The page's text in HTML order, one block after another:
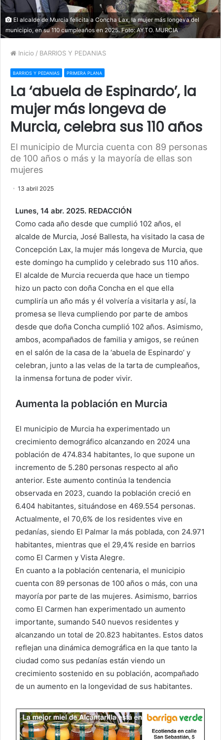
El alcalde de Murcia felicita a Concha Lax, la mujer más longeva del
municipio, en su 110 cumpleaños en 2025. Foto: AYTO. MURCIA
Inicio / BARRIOS Y PEDANIAS
BARRIOS Y PEDANIAS PRIMERA PLANA
La ‘abuela de Espinardo’, la
mujer más longeva de
Murcia, celebra sus 110 años
El municipio de Murcia cuenta con 89 personas
de 100 años o más y la mayoría de ellas son
mujeres
13 abril 2025
Lunes, 14 abr. 2025. REDACCIÓN
Como cada año desde que cumplió 102 años, el
alcalde de Murcia, José Ballesta, ha visitado la casa de
Concepción Lax, la mujer más longeva de Murcia, que
este domingo ha cumplido y celebrado sus 110 años.
El alcalde de Murcia recuerda que hace un tiempo
hizo un pacto con doña Concha en el que ella
cumpliría un año más y él volvería a visitarla y así, la
promesa se lleva cumpliendo por parte de ambos
desde que doña Concha cumplió 102 años. Asimismo,
ambos, acompañados de familia y amigos, se reúnen
en el salón de la casa de la ‘abuela de Espinardo’ y
celebran, junto a las velas de la tarta de cumpleaños,
la inmensa fortuna de poder vivir.
Aumenta la población en Murcia
El municipio de Murcia ha experimentado un
crecimiento demográfico alcanzando en 2024 una
población de 474.834 habitantes, lo que supone un
incremento de 5.280 personas respecto al año
anterior. Este aumento continúa la tendencia
observada en 2023, cuando la población creció en
6.404 habitantes, situándose en 469.554 personas.
Actualmente, el 70,6% de los residentes vive en
pedanías, siendo El Palmar la más poblada, con 24.971
habitantes, mientras que el 29,4% reside en barrios
como El Carmen y Vista Alegre.
En cuanto a la población centenaria, el municipio
cuenta con 89 personas de 100 años o más, con una
mayoría por parte de las mujeres. Asimismo, barrios
como El Carmen han experimentado un aumento
importante, sumando 540 nuevos residentes y
alcanzando un total de 20.823 habitantes. Estos datos
reflejan una dinámica demográfica en la que tanto la
ciudad como sus pedanías están viendo un
crecimiento sostenido en su población, acompañado
de un aumento en la longevidad de sus habitantes.